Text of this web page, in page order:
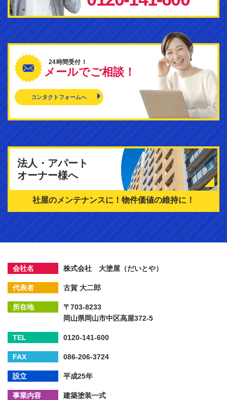
メールでご相談！
24時間受付！
コンタクトフォームへ
法人・アパート
オーナー様へ
社屋のメンテナンスに！ 物件価値の維持に！
会社名 株式会社 大塗屋（だいとや）
代表者 古賀 大二郎
所在地
〒703-8233
岡山県岡山市中区高屋372-5
TEL 0120-141-600
FAX 086-206-3724
設立 平成25年
事業内容 建築塗装一式